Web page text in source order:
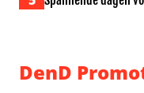
DenD